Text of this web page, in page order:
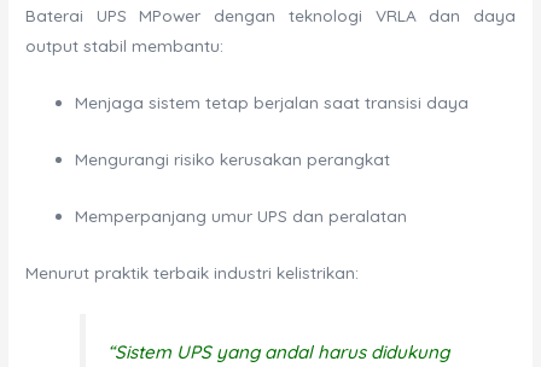
Baterai UPS MPower dengan teknologi VRLA dan daya
output stabil membantu:
Menjaga sistem tetap berjalan saat transisi daya
Mengurangi risiko kerusakan perangkat
Memperpanjang umur UPS dan peralatan
Menurut praktik terbaik industri kelistrikan:
“Sistem UPS yang andal harus didukung